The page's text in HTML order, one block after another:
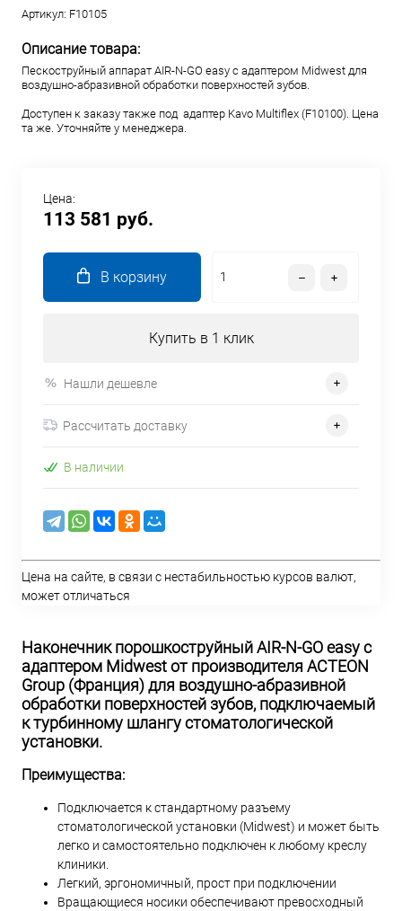
Артикул: F10105
Описание товара:
Пескоструйный аппарат AIR-N-GO easy с адаптером Midwest для
воздушно-абразивной обработки поверхностей зубов.
Доступен к заказу также под адаптер Kavo Multiflex (F10100). Цена
та же. Уточняйте у менеджера.
Цена:
113 581 руб.
В корзину
Купить в 1 клик
Нашли дешевле
Рассчитать доставку
В наличии
Цена на сайте, в связи с нестабильностью курсов валют,
может отличаться
Наконечник порошкоструйный AIR-N-GO easy с
адаптером Midwest от производителя ACTEON
Group (Франция) для воздушно-абразивной
обработки поверхностей зубов, подключаемый
к турбинному шлангу стоматологической
установки.
Преимущества:
Подключается к стандартному разъему
стоматологической установки (Midwest) и может быть
легко и самостоятельно подключен к любому креслу
клиники.
Легкий, эргономичный, прост при подключении
Вращающиеся носики обеспечивают превосходный